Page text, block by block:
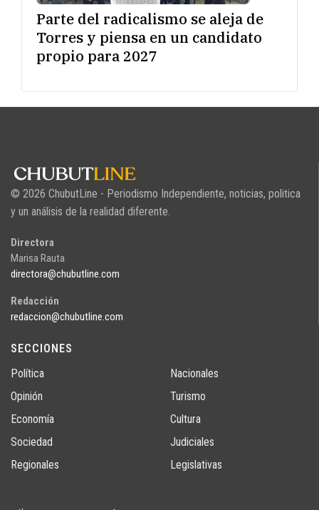
Parte del radicalismo se aleja de
Torres y piensa en un candidato
propio para 2027
© 2026 ChubutLine - Periodismo Independiente, noticias, politica
y un análisis de la realidad diferente.
Directora
Marisa Rauta
directora@chubutline.com
Redacción
redaccion@chubutline.com
SECCIONES
Política
Opinión
Economía
Sociedad
Regionales
Nacionales
Turismo
Cultura
Judiciales
Legislativas